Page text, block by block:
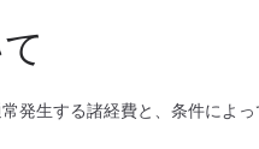
発生する諸経費と、条件によっ